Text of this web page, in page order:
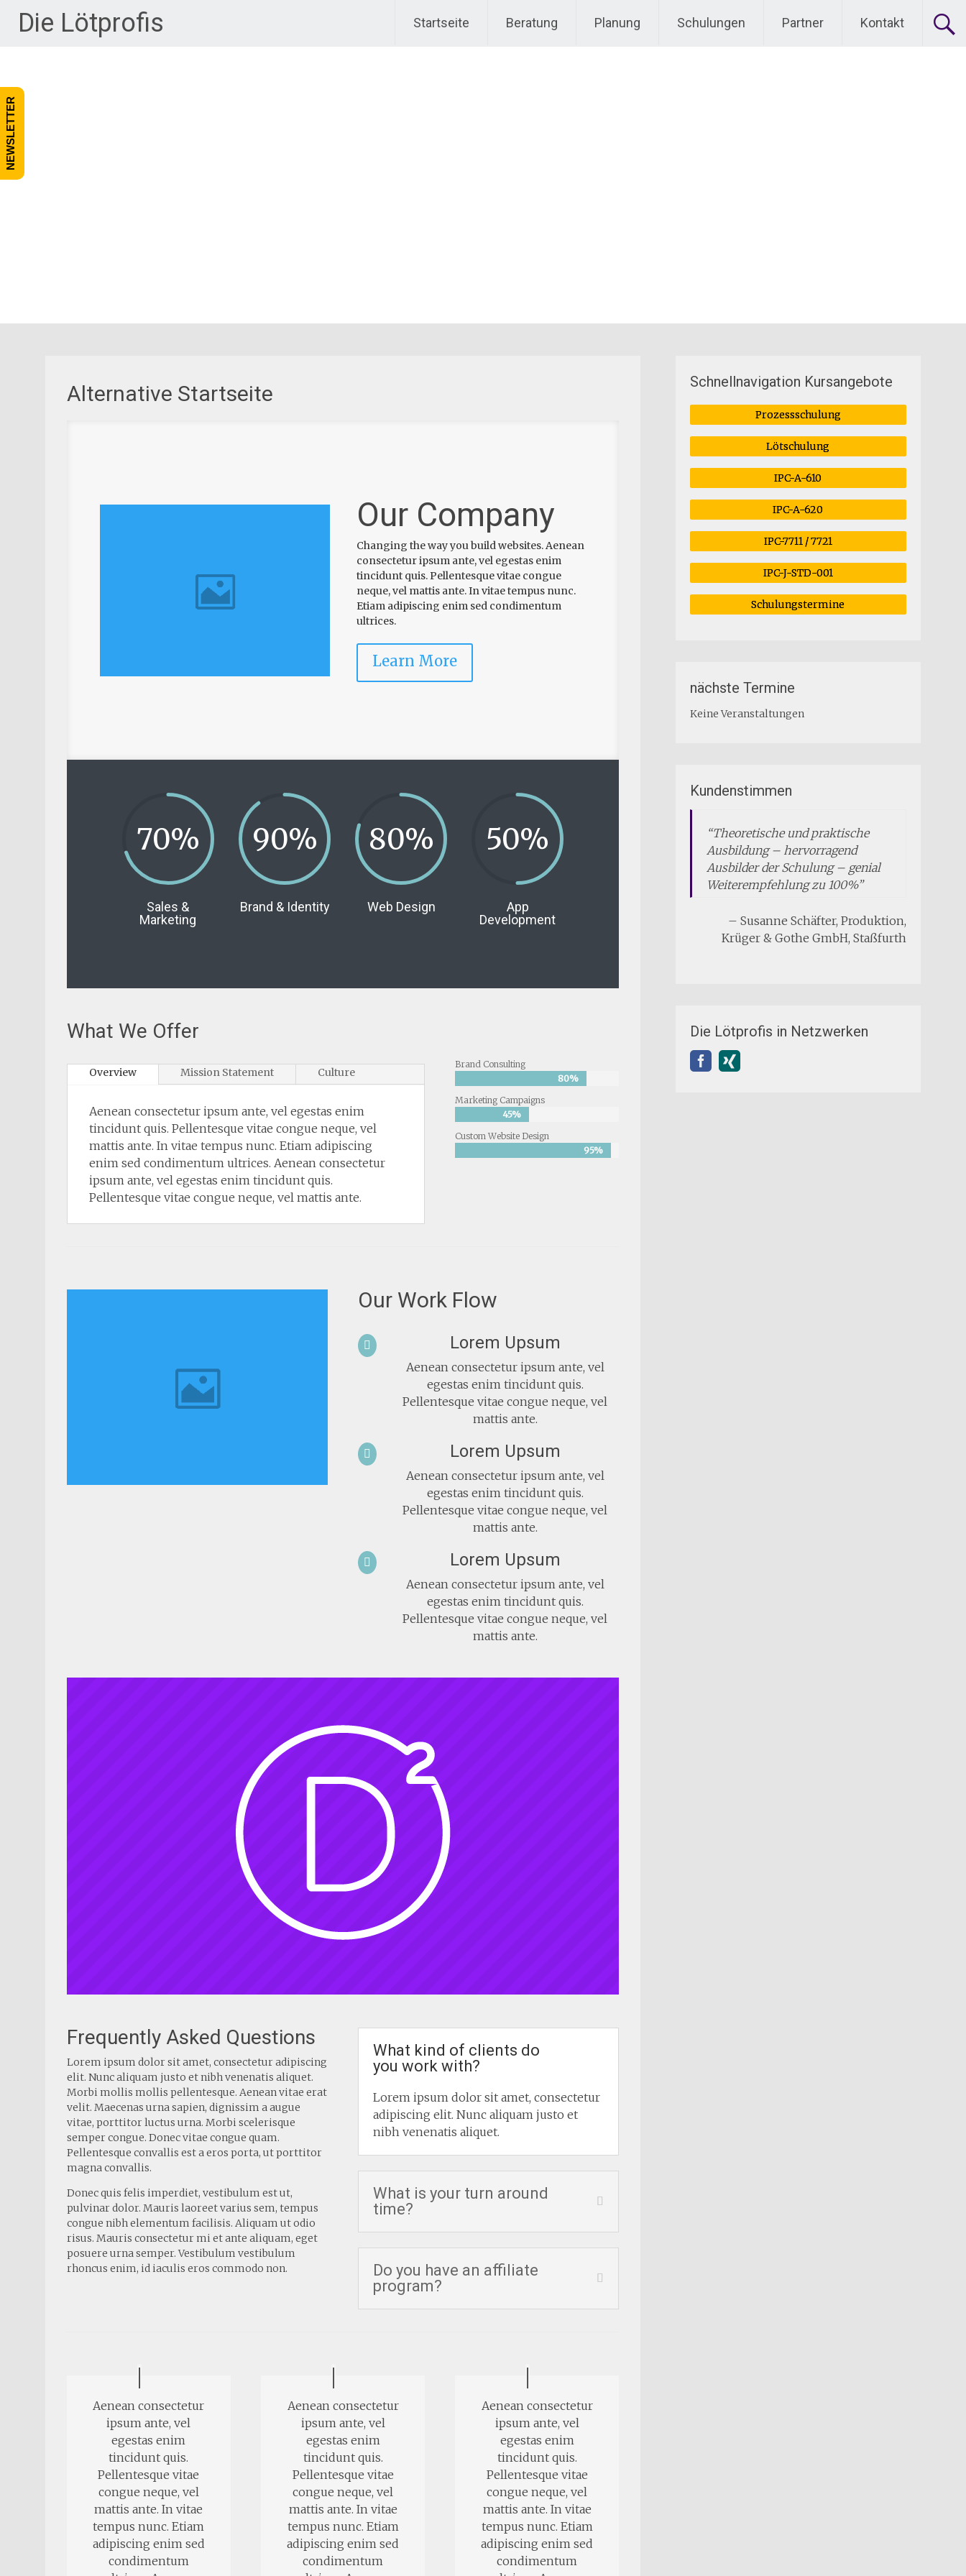
Die Lötprofis Startseite Beratung Planung Schulungen Partner Kontakt
Alternative Startseite
Our Company
Changing the way you build websites. Aenean
consectetur ipsum ante, vel egestas enim
tincidunt quis. Pellentesque vitae congue
neque, vel mattis ante. In vitae tempus nunc.
Etiam adipiscing enim sed condimentum
ultrices.
Learn More
70%
Sales &
Marketing
90%
Brand & Identity
80%
Web Design
50%
App
Development
What We Offer
Overview Mission Statement Culture
Aenean consectetur ipsum ante, vel egestas enim
tincidunt quis. Pellentesque vitae congue neque, vel
mattis ante. In vitae tempus nunc. Etiam adipiscing
enim sed condimentum ultrices. Aenean consectetur
ipsum ante, vel egestas enim tincidunt quis.
Pellentesque vitae congue neque, vel mattis ante.
Brand Consulting
80%
80%
Marketing Campaigns
45%
45%
Custom Website Design
95%
95%
Our Work Flow
 Lorem Upsum
Aenean consectetur ipsum ante, vel
egestas enim tincidunt quis.
Pellentesque vitae congue neque, vel
mattis ante.
 Lorem Upsum
Aenean consectetur ipsum ante, vel
egestas enim tincidunt quis.
Pellentesque vitae congue neque, vel
mattis ante.
 Lorem Upsum
Aenean consectetur ipsum ante, vel
egestas enim tincidunt quis.
Pellentesque vitae congue neque, vel
mattis ante.
Frequently Asked Questions
Lorem ipsum dolor sit amet, consectetur adipiscing
elit. Nunc aliquam justo et nibh venenatis aliquet.
Morbi mollis mollis pellentesque. Aenean vitae erat
velit. Maecenas urna sapien, dignissim a augue
vitae, porttitor luctus urna. Morbi scelerisque
semper congue. Donec vitae congue quam.
Pellentesque convallis est a eros porta, ut porttitor
magna convallis.
Donec quis felis imperdiet, vestibulum est ut,
pulvinar dolor. Mauris laoreet varius sem, tempus
congue nibh elementum facilisis. Aliquam ut odio
risus. Mauris consectetur mi et ante aliquam, eget
posuere urna semper. Vestibulum vestibulum
rhoncus enim, id iaculis eros commodo non.
What kind of clients do
you work with?
Lorem ipsum dolor sit amet, consectetur
adipiscing elit. Nunc aliquam justo et
nibh venenatis aliquet.
What is your turn around
time?
Do you have an affiliate
program?
Aenean consectetur
ipsum ante, vel
egestas enim
tincidunt quis.
Pellentesque vitae
congue neque, vel
mattis ante. In vitae
tempus nunc. Etiam
adipiscing enim sed
condimentum
Aenean consectetur
ipsum ante, vel
egestas enim
tincidunt quis.
Pellentesque vitae
congue neque, vel
mattis ante. In vitae
tempus nunc. Etiam
adipiscing enim sed
condimentum
Aenean consectetur
ipsum ante, vel
egestas enim
tincidunt quis.
Pellentesque vitae
congue neque, vel
mattis ante. In vitae
tempus nunc. Etiam
adipiscing enim sed
condimentum
Schnellnavigation Kursangebote
Prozessschulung
Lötschulung
IPC-A-610
IPC-A-620
IPC-7711 / 7721
IPC-J-STD-001
Schulungstermine
nächste Termine
Keine Veranstaltungen
Kundenstimmen
Theoretische und praktische
Ausbildung – hervorragend
Ausbilder der Schulung – genial
Weiterempfehlung zu 100%
Susanne Schäfter Produktion
Krüger & Gothe GmbH Staßfurth
Die Lötprofis in Netzwerken
NEWSLETTER